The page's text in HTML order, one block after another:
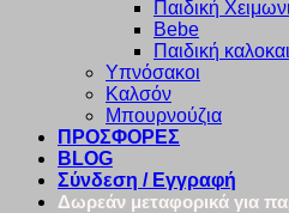
Παιδική
Bebe
Παιδική
Υπνόσακοι
Καλσόν
Μπουρνούζια
ΠΡΟΣΦΟΡΕΣ
BLOG
Σύνδεση / Εγγραφή
Δωρεάν μεταφορικά για